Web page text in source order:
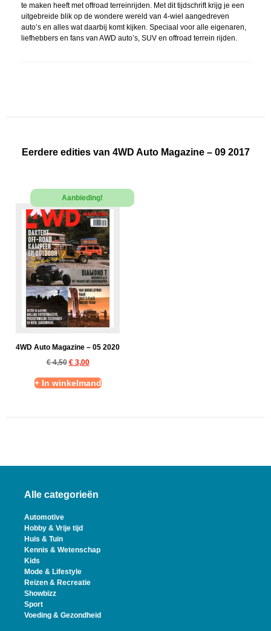
te maken heeft met offroad terreinrijden. Met dit tijdschrift krijg je een
uitgebreide blik op de wondere wereld van 4-wiel aangedreven
auto’s en alles wat daarbij komt kijken. Speciaal voor alle eigenaren,
liefhebbers en fans van AWD auto’s, SUV en offroad terrein rijden.
Eerdere edities van 4WD Auto Magazine – 09 2017
Aanbieding!
4WD Auto Magazine – 05 2020
€4,50 €3,00
+ In winkelmand
Alle categorieën
Automotive
Hobby & Vrije tijd
Huis & Tuin
Kennis & Wetenschap
Kids
Mode & Lifestyle
Reizen & Recreatie
Showbizz
Sport
Voeding & Gezondheid